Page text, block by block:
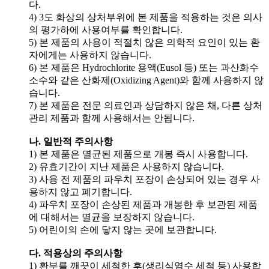
다.
4) 3도 화상의 상처부위에 본 제품을 적용하는 것은 의사
의 평가하에 사용여부를 확인합니다.
5) 본 제품의 사용이 적절치 않은 의학적 요인이 있는 환
자에게는 사용하지 않습니다.
6) 본 제품은 Hydrochlorite 용액(Eusol 등) 또는 과산화수
소수와 같은 산화제(Oxidizing Agent)와 함께 사용하지 않
습니다.
7) 본 제품은 전문 의료인과 상담하지 않은 채, 다른 상처
관리 제품과 함께 사용해서는 안됩니다.
나. 일반적 주의사항
1) 본 제품은 멸균된 제품으로 개봉 즉시 사용합니다.
2) 유효기간이 지난 제품은 사용하지 않습니다.
3) 사용 전 제품의 파우치 포장이 손상되어 있는 경우 사
용하지 않고 폐기합니다.
4) 파우치 포장이 손상된 제품과 개봉한 후 보관된 제품
에 대해서는 멸균을 보장하지 않습니다.
5) 어린이의 손에 닿지 않는 곳에 보관합니다.
다. 적용상의 주의사항
1) 환부를 깨끗이 세척한 후(생리식염수 세척 등) 사용합